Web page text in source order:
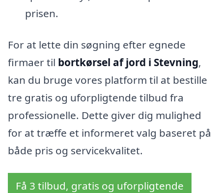
prisen.
For at lette din søgning efter egnede
firmaer til bortkørsel af jord i Stevning,
kan du bruge vores platform til at bestille
tre gratis og uforpligtende tilbud fra
professionelle. Dette giver dig mulighed
for at træffe et informeret valg baseret på
både pris og servicekvalitet.
Få 3 tilbud, gratis og uforpligtende